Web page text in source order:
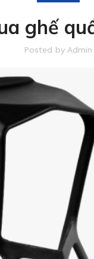
ghế
Posted by Admin